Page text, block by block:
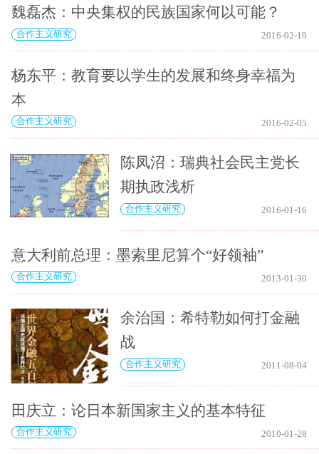
魏磊杰：中央集权的民族国家何以可能？
合作主义研究 2016-02-19
杨东平：教育要以学生的发展和终身幸福为
本
合作主义研究 2016-02-05
陈凤沼：瑞典社会民主党长
期执政浅析
合作主义研究 2016-01-16
意大利前总理：墨索里尼算个“好领袖”
合作主义研究 2013-01-30
余治国：希特勒如何打金融
战
合作主义研究 2011-08-04
田庆立：论日本新国家主义的基本特征
合作主义研究 2010-01-28